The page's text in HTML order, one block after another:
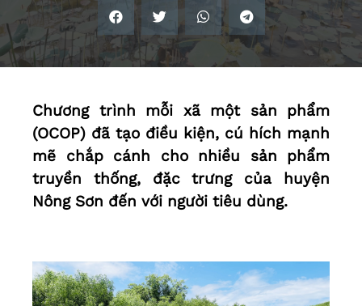
Chương trình mỗi xã một sản phẩm
(OCOP) đã tạo điều kiện, cú hích mạnh
mẽ chắp cánh cho nhiều sản phẩm
truyền thống, đặc trưng của huyện
Nông Sơn đến với người tiêu dùng.